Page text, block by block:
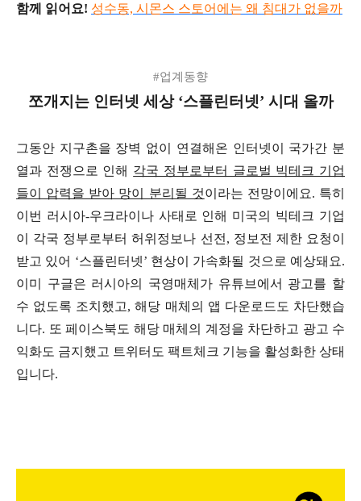
함께 읽어요! 성수동, 시몬스 스토어에는 왜 침대가 없을까
#업계동향
쪼개지는 인터넷 세상 ‘스플린터넷’ 시대 올까
그동안 지구촌을 장벽 없이 연결해온 인터넷이 국가간 분
열과 전쟁으로 인해 각국 정부로부터 글로벌 빅테크 기업
들이 압력을 받아 망이 분리될 것이라는 전망이에요. 특히
이번 러시아-우크라이나 사태로 인해 미국의 빅테크 기업
이 각국 정부로부터 허위정보나 선전, 정보전 제한 요청이
받고 있어 ‘스플린터넷’ 현상이 가속화될 것으로 예상돼요.
이미 구글은 러시아의 국영매체가 유튜브에서 광고를 할
수 없도록 조치했고, 해당 매체의 앱 다운로드도 차단했습
니다. 또 페이스북도 해당 매체의 계정을 차단하고 광고 수
익화도 금지했고 트위터도 팩트체크 기능을 활성화한 상태
입니다.